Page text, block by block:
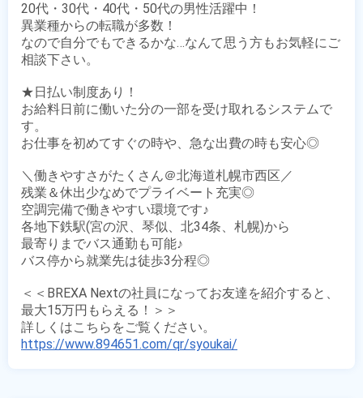
20代・30代・40代・50代の男性活躍中！
異業種からの転職が多数！
なので自分でもできるかな…なんて思う方もお気軽にご
相談下さい。
★日払い制度あり！
お給料日前に働いた分の一部を受け取れるシステムで
す。
お仕事を初めてすぐの時や、急な出費の時も安心◎
＼働きやすさがたくさん＠北海道札幌市西区／
残業＆休出少なめでプライベート充実◎
空調完備で働きやすい環境です♪
各地下鉄駅(宮の沢、琴似、北34条、札幌)から
最寄りまでバス通勤も可能♪
バス停から就業先は徒歩3分程◎
＜＜BREXA Nextの社員になってお友達を紹介すると、
最大15万円もらえる！＞＞
https://www.894651.com/qr/syoukai/